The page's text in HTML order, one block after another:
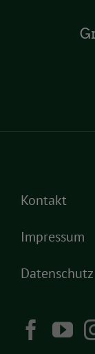
Kontakt
Impressum
Datenschutz